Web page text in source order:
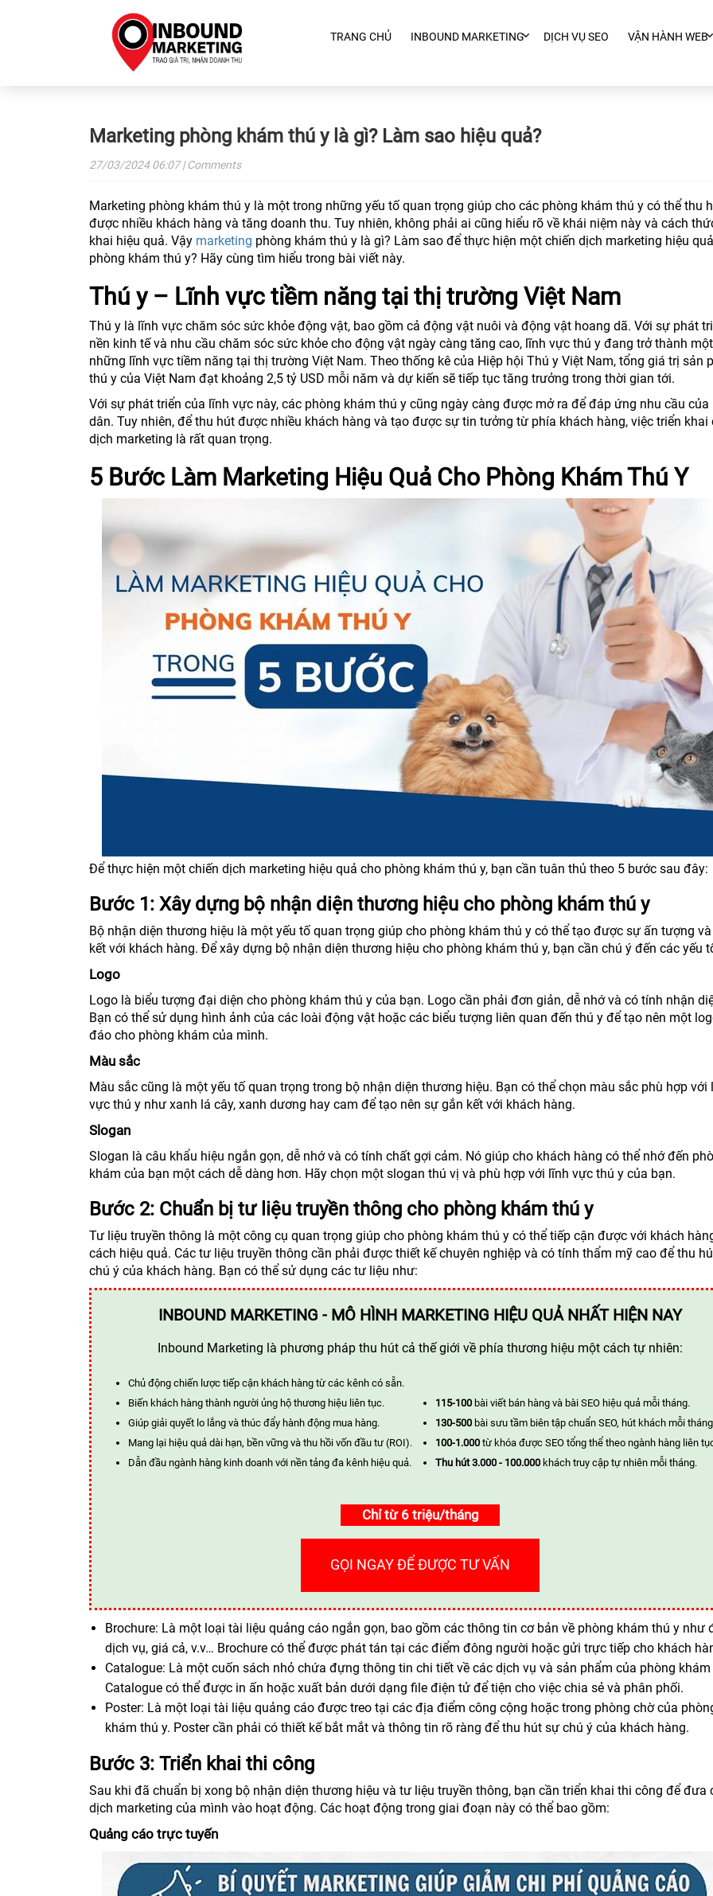
TRANG CHỦ INBOUND MARKETING DỊCH VỤ SEO VẬN HÀNH WEB
Marketing phòng khám thú y là gì? Làm sao hiệu quả?
27/03/202406:07| Comments
Marketing phòng khám thú y là một trong những yếu tố quan trọng giúp cho các phòng khám thú y có thể thu
được nhiều khách hàng và tăng doanh thu. Tuy nhiên, không phải ai cũng hiểu rõ về khái niệm này và cách
khai hiệu quả. Vậy marketing phòng khám thú y là gì? Làm sao để thực hiện một chiến dịch marketing hiệu
phòng khám thú y? Hãy cùng tìm hiểu trong bài viết này.
Thú y – Lĩnh vực tiềm năng tại thị trường Việt Nam
Thú y là lĩnh vực chăm sóc sức khỏe động vật, bao gồm cả động vật nuôi và động vật hoang dã. Với sự phát
nền kinh tế và nhu cầu chăm sóc sức khỏe cho động vật ngày càng tăng cao, lĩnh vực thú y đang trở thành
những lĩnh vực tiềm năng tại thị trường Việt Nam. Theo thống kê của Hiệp hội Thú y Việt Nam, tổng giá trị sản
thú y của Việt Nam đạt khoảng 2,5 tỷ USD mỗi năm và dự kiến sẽ tiếp tục tăng trưởng trong thời gian tới.
Với sự phát triển của lĩnh vực này, các phòng khám thú y cũng ngày càng được mở ra để đáp ứng nhu cầu của
dân. Tuy nhiên, để thu hút được nhiều khách hàng và tạo được sự tin tưởng từ phía khách hàng, việc triển khai
dịch marketing là rất quan trọng.
5 Bước Làm Marketing Hiệu Quả Cho Phòng Khám Thú Y
Để thực hiện một chiến dịch marketing hiệu quả cho phòng khám thú y, bạn cần tuân thủ theo 5 bước sau đây:
Bước 1: Xây dựng bộ nhận diện thương hiệu cho phòng khám thú y
Bộ nhận diện thương hiệu là một yếu tố quan trọng giúp cho phòng khám thú y có thể tạo được sự ấn tượng
kết với khách hàng. Để xây dựng bộ nhận diện thương hiệu cho phòng khám thú y, bạn cần chú ý đến các yếu
Logo
Logo là biểu tượng đại diện cho phòng khám thú y của bạn. Logo cần phải đơn giản, dễ nhớ và có tính nhận
Bạn có thể sử dụng hình ảnh của các loài động vật hoặc các biểu tượng liên quan đến thú y để tạo nên một
đáo cho phòng khám của mình.
Màu sắc
Màu sắc cũng là một yếu tố quan trọng trong bộ nhận diện thương hiệu. Bạn có thể chọn màu sắc phù hợp với
vực thú y như xanh lá cây, xanh dương hay cam để tạo nên sự gắn kết với khách hàng.
Slogan
Slogan là câu khẩu hiệu ngắn gọn, dễ nhớ và có tính chất gợi cảm. Nó giúp cho khách hàng có thể nhớ đến
khám của bạn một cách dễ dàng hơn. Hãy chọn một slogan thú vị và phù hợp với lĩnh vực thú y của bạn.
Bước 2: Chuẩn bị tư liệu truyền thông cho phòng khám thú y
Tư liệu truyền thông là một công cụ quan trọng giúp cho phòng khám thú y có thể tiếp cận được với khách
cách hiệu quả. Các tư liệu truyền thông cần phải được thiết kế chuyên nghiệp và có tính thẩm mỹ cao để thu
chú ý của khách hàng. Bạn có thể sử dụng các tư liệu như:
INBOUND MARKETING - MÔ HÌNH MARKETING HIỆU QUẢ NHẤT HIỆN NAY
Inbound Marketing là phương pháp thu hút cả thế giới về phía thương hiệu một cách tự nhiên:
Chủ động chiến lược tiếp cận khách hàng từ các kênh có sẵn.
Biến khách hàng thành người ủng hộ thương hiệu liên tục.
Giúp giải quyết lo lắng và thúc đẩy hành động mua hàng.
Mang lại hiệu quả dài hạn, bền vững và thu hồi vốn đầu tư (ROI).
Dẫn đầu ngành hàng kinh doanh với nền tảng đa kênh hiệu quả.
115-100 bài viết bán hàng và bài SEO hiệu quả mỗi tháng.
130-500 bài sưu tầm biên tập chuẩn SEO, hút khách mỗi
100-1.000 từ khóa được SEO tổng thể theo ngành hàng liên
Thu hút 3.000 - 100.000 khách truy cập tự nhiên mỗi tháng.
Chỉ từ 6 triệu/tháng
GỌI NGAY ĐỂ ĐƯỢC TƯ VẤN
Brochure: Là một loại tài liệu quảng cáo ngắn gọn, bao gồm các thông tin cơ bản về phòng khám thú y như
dịch vụ, giá cả, v.v… Brochure có thể được phát tán tại các điểm đông người hoặc gửi trực tiếp cho khách
Catalogue: Là một cuốn sách nhỏ chứa đựng thông tin chi tiết về các dịch vụ và sản phẩm của phòng khám
Catalogue có thể được in ấn hoặc xuất bản dưới dạng file điện tử để tiện cho việc chia sẻ và phân phối.
Poster: Là một loại tài liệu quảng cáo được treo tại các địa điểm công cộng hoặc trong phòng chờ của
khám thú y. Poster cần phải có thiết kế bắt mắt và thông tin rõ ràng để thu hút sự chú ý của khách hàng.
Bước 3: Triển khai thi công
Sau khi đã chuẩn bị xong bộ nhận diện thương hiệu và tư liệu truyền thông, bạn cần triển khai thi công để đưa
dịch marketing của mình vào hoạt động. Các hoạt động trong giai đoạn này có thể bao gồm:
Quảng cáo trực tuyến